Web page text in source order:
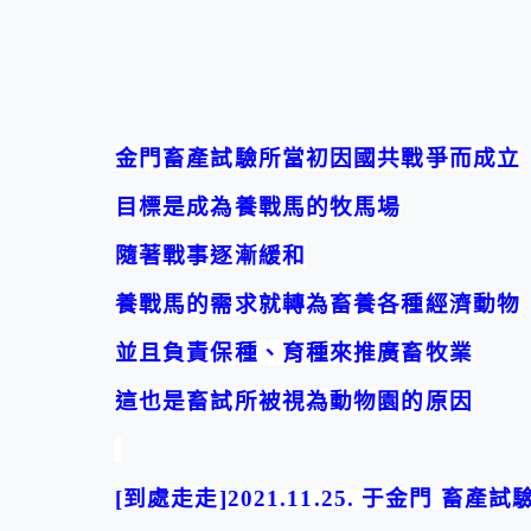
金門畜產試驗所當初因國共戰爭而成立
目標是成為養戰馬的牧馬場
隨著戰事逐漸緩和
養戰馬的需求就轉為畜養各種經濟動物
並且負責保種、育種來推廣畜牧業
這也是畜試所被視為動物園的原因
[到處走走]2021.11.25. 于金門 畜產試